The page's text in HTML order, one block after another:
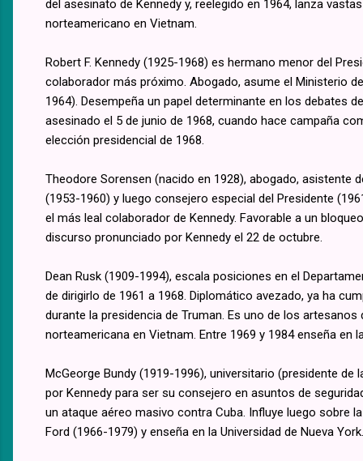
del asesinato de Kennedy y, reelegido en 1964, lanza
norteamericano en Vietnam.
Robert F. Kennedy (1925-1968) es hermano menor del
colaborador más próximo. Abogado, asume el Ministerio
1964). Desempeña un papel determinante en los debates
asesinado el 5 de junio de 1968, cuando hace campaña
elección presidencial de 1968.
Theodore Sorensen (nacido en 1928), abogado, asistente
(1953-1960) y luego consejero especial del Presidente
el más leal colaborador de Kennedy. Favorable a un
discurso pronunciado por Kennedy el 22 de octubre.
Dean Rusk (1909-1994), escala posiciones en el
de dirigirlo de 1961 a 1968. Diplomático avezado, ya ha
durante la presidencia de Truman. Es uno de los artesanos
norteamericana en Vietnam. Entre 1969 y 1984 enseña en
McGeorge Bundy (1919-1996), universitario (presidente
por Kennedy para ser su consejero en asuntos de
un ataque aéreo masivo contra Cuba. Influye luego sobre
Ford (1966-1979) y enseña en la Universidad de Nueva York.